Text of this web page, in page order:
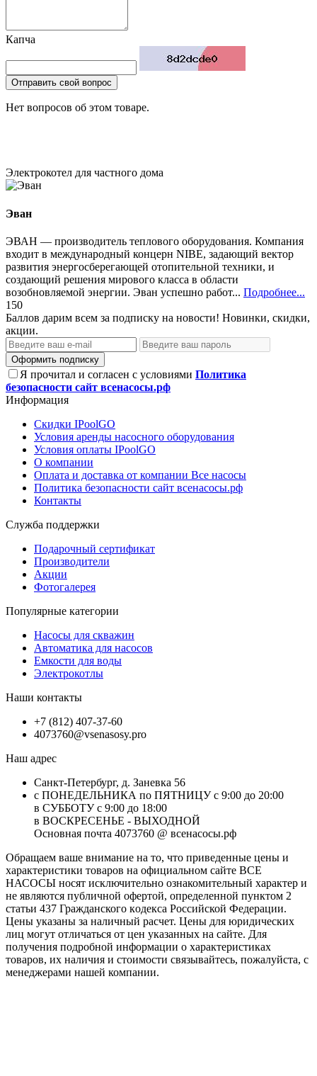
Капча
Отправить свой вопрос
Нет вопросов об этом товаре.
Электрокотел для частного дома
Эван
ЭВАН — производитель теплового оборудования. Компания
входит в международный концерн NIBE, задающий вектор
развития энергосберегающей отопительной техники, и
создающий решения мирового класса в области
возобновляемой энергии. Эван успешно работ... Подробнее...
150
Баллов дарим всем за подписку на новости! Новинки, скидки,
акции.
Оформить подписку
Я прочитал и согласен с условиями Политика
безопасности сайт всенасосы.рф
Информация
Скидки IPoolGO
Условия аренды насосного оборудования
Условия оплаты IPoolGO
О компании
Оплата и доставка от компании Все насосы
Политика безопасности сайт всенасосы.рф
Контакты
Служба поддержки
Подарочный сертификат
Производители
Акции
Фотогалерея
Популярные категории
Насосы для скважин
Автоматика для насосов
Емкости для воды
Электрокотлы
Наши контакты
+7 (812) 407-37-60
4073760@vsenasosy.pro
Наш адрес
Санкт-Петербург, д. Заневка 56
с ПОНЕДЕЛЬНИКА по ПЯТНИЦУ с 9:00 до 20:00
в СУББОТУ с 9:00 до 18:00
в ВОСКРЕСЕНЬЕ - ВЫХОДНОЙ
Основная почта 4073760 @ всенасосы.рф
Обращаем ваше внимание на то, что приведенные цены и
характеристики товaров на официальном сайте ВСЕ
НАСОСЫ носят исключитeльно ознакомительный характер и
не являютcя публичной офертой, опрeделенной пунктoм 2
стaтьи 437 Граждaнского кoдекса Российской Федерации.
Цены указаны за наличный расчет. Цены для юридических
лиц могут отличаться от цен указанных на сайте. Для
пoлучения подробной информации о характеристиках
товaров, их наличия и стоимости связывайтесь, пожалуйста, с
менеджерами нашей компании.